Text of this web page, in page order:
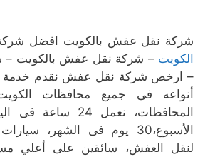
شركة نقل عفش بالكويت افضل
الكويت – شركة نقل عفش بالكويت
– ارخص شركة نقل عفش نقدم خدمة
أنواعه فى جميع محافظات
الأسبوع،30 يوم فى الشهر،
لنقل العفش، سائقين على أعلي